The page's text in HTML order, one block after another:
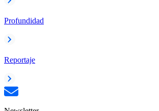
Profundidad
Reportaje